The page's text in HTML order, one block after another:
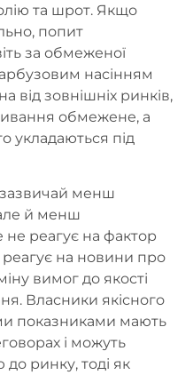
та шрот. Якщо
попит
за обмеженої
насінням
від зовнішніх ринків,
обмежене, а
укладаються під
зазвичай менш
й менш
реагує на фактор
реагує на новини про
вимог до якості
Власники якісного
показниками мають
і можуть
ринку, тоді як